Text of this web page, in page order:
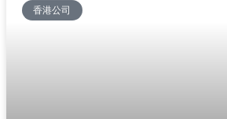
香港公司